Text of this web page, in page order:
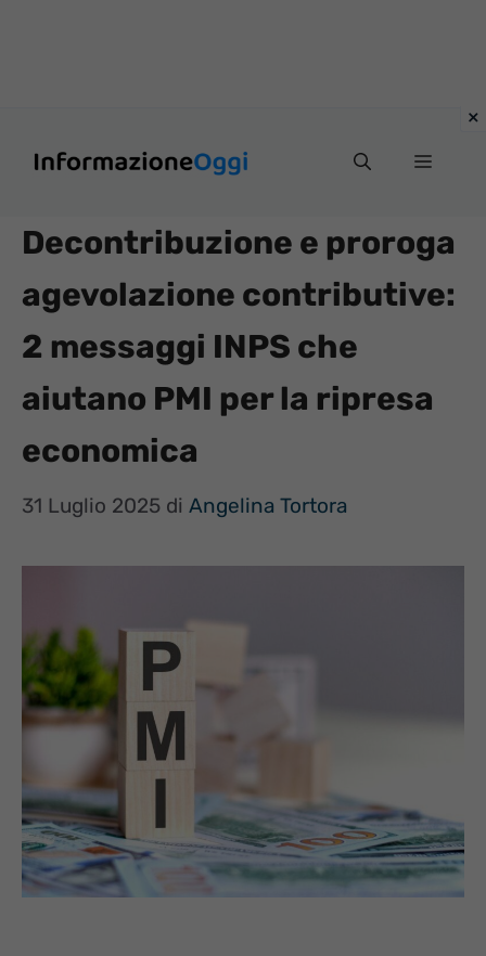
Menu
Decontribuzione e proroga
agevolazione contributive:
2 messaggi INPS che
aiutano PMI per la ripresa
economica
31 Luglio 2025 di Angelina Tortora